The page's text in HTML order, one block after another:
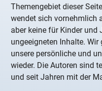
Themengebiet dieser
wendet sich vornehmlich
aber keine für Kinder und
ungeeigneten Inhalte.
unsere persönliche und
wieder. Die Autoren sind
und seit Jahren mit der